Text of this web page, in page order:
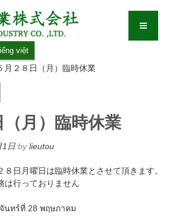
việt
月２８日（月）臨時休業
（月）臨時休業
1日 bylieutou
日月曜日は臨時休業とさせて頂きます。
は行っておりません
นทร์ที่ 28 พฤษภาคม